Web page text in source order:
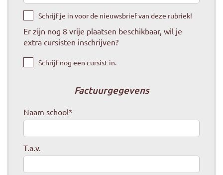
Schrijf je in voor de nieuwsbrief van deze rubriek!
Er zijn nog 8 vrije plaatsen beschikbaar, wil je
extra cursisten inschrijven?
Schrijf nog een cursist in.
Factuurgegevens
Naam school*
T.a.v.